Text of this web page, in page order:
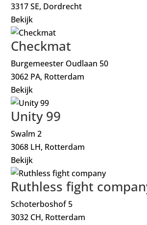
3317 SE, Dordrecht
Bekijk
Checkmat
Burgemeester Oudlaan 50
3062 PA, Rotterdam
Bekijk
Unity 99
Swalm 2
3068 LH, Rotterdam
Bekijk
Ruthless fight
Schoterboshof 5
3032 CH, Rotterdam